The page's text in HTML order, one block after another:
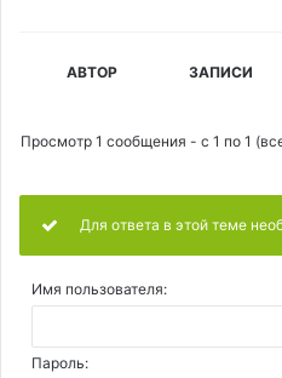
АВТОР ЗАПИСИ
Просмотр 1 сообщения - с 1 по 1
Для ответа в этой теме
Имя пользователя:
Пароль: